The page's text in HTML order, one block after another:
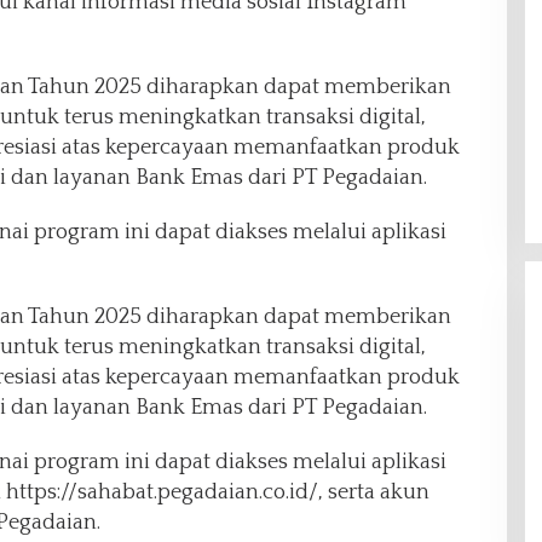
Tahun 2025 diharapkan dapat memberikan
terus meningkatkan transaksi digital,
atas kepercayaan memanfaatkan produk
layanan Bank Emas dari PT Pegadaian.
program ini dapat diakses melalui aplikasi
Tahun 2025 diharapkan dapat memberikan
terus meningkatkan transaksi digital,
atas kepercayaan memanfaatkan produk
layanan Bank Emas dari PT Pegadaian.
program ini dapat diakses melalui aplikasi
sahabat.pegadaian.co.id/, serta akun
Gelar Syukuran Atas Kemenangan
Maulana-Diza, MPC Pemuda
Pancasila Siap Kawal Sampai
Di Headline, Politik | 11 Desember 2024 Di